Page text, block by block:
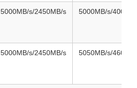
5000MB/s/2450MB/s 5000MB/s/
5000MB/s/2450MB/s 5050MB/s/